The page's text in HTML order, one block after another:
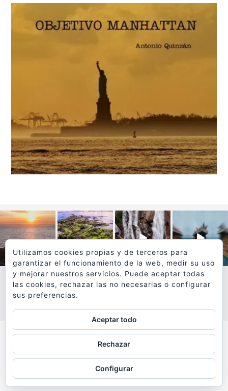
VER MÁS
Todos los textos y fotografías de
www.viajesyfotografia.comson propiedad de su autor
y están protegidos por © Copyright
Utilizamos cookies propias y de terceros para
garantizar el funcionamiento de la web, medir su uso
y mejorar nuestros servicios. Puede aceptar todas
las cookies, rechazar las no necesarias o configurar
sus preferencias.
Aceptar todo
Rechazar
Configurar